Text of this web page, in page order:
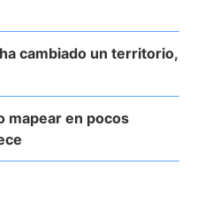
cambiado un territorio,
mapear en pocos